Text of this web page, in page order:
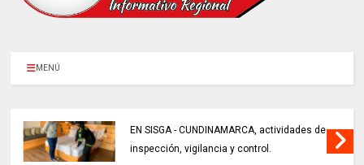
MENÚ
EN SISGA - CUNDINAMARCA, actividades de
inspección, vigilancia y control.